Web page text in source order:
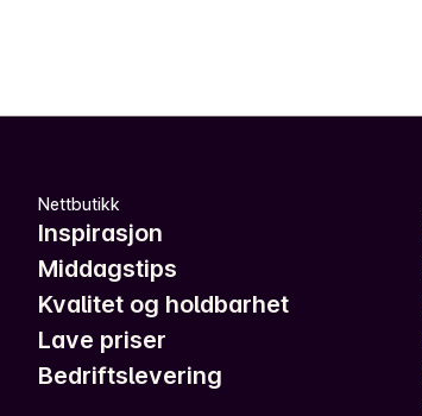
Nettbutikk
Inspirasjon
Middagstips
Kvalitet og holdbarhet
Lave priser
Bedriftslevering